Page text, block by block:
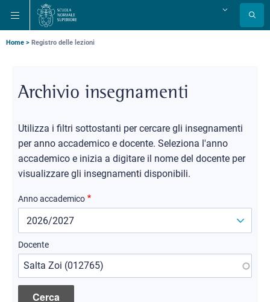
alla
navigazione
principale
contenuto
principale
alla
ricerca
principale
Briciole
pane
Home Registro delle lezioni
Archivio insegnamenti
Utilizza i filtri sottostanti per cercare gli insegnamenti
per anno accademico e docente. Seleziona l'anno
accademico e inizia a digitare il nome del docente per
visualizzare gli insegnamenti disponibili.
Anno accademico
Docente